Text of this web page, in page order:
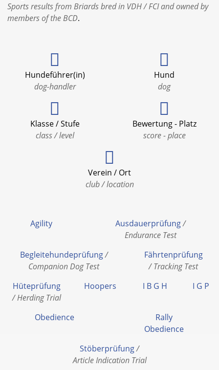
Sports results from Briards bred in VDH / FCI and owned by
members of the BCD.
Hundeführer(in)
dog-handler
Hund
dog
Klasse / Stufe
class / level
Bewertung - Platz
score - place
Verein / Ort
club / location
Agility Ausdauerprüfung/
Endurance Test
Begleitehundeprüfung/
Companion Dog Test
Fährtenprüfung
/ Tracking Test
Hüteprüfung
/ Herding Trial
Hoopers I B G H I G P
Obedience
Rally
Obedience
Stöberprüfung/
Article Indication Trial